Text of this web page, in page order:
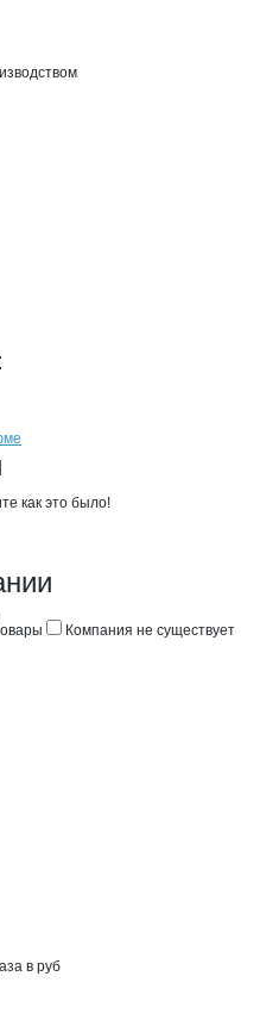
:
как это было!
о неточностях
Компания не существует
в руб